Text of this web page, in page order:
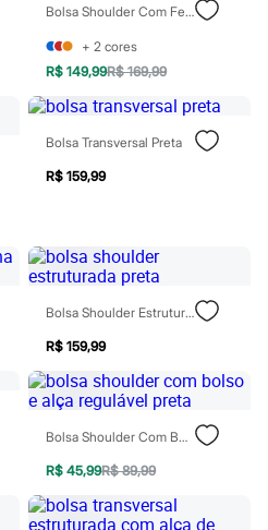
Bolsa Shoulder Com Fecho De Metal Preta
+ 2 cores
R$ 149,99R$ 169,99
Bolsa Transversal Preta
R$ 159,99
Bolsa Shoulder Estruturada Preta
R$ 159,99
Bolsa Shoulder Com Bolso E Alça Regulável Preta
R$ 45,99R$ 89,99